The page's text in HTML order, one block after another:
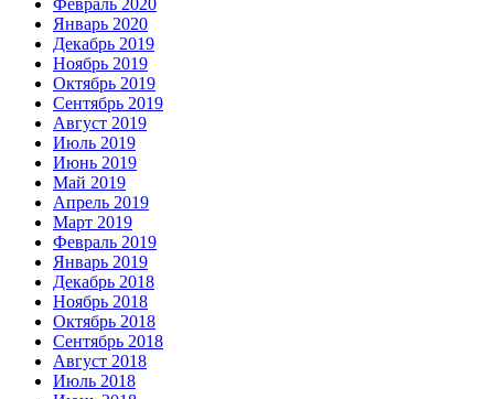
Февраль 2020
Январь 2020
Декабрь 2019
Ноябрь 2019
Октябрь 2019
Сентябрь 2019
Август 2019
Июль 2019
Июнь 2019
Май 2019
Апрель 2019
Март 2019
Февраль 2019
Январь 2019
Декабрь 2018
Ноябрь 2018
Октябрь 2018
Сентябрь 2018
Август 2018
Июль 2018